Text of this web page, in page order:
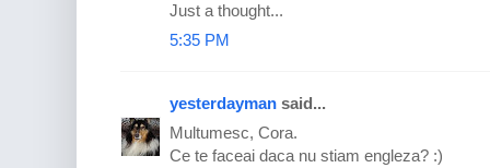
Just a thought...
5:35 PM
yesterdayman said...
Multumesc, Cora.
Ce te faceai daca nu stiam engleza? :)